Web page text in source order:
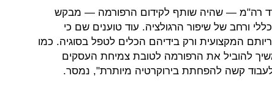
רה"מ — שהיה שותף לקידום הרפורמה — מבקש
ורחב של שיפור הרגולציה. עוד טוענים שם כי
המקצועית ורק בידיהם הכלים לטפל בסוגיה. כמו
להוביל את הרפורמה לטובת צמיחת העסקים
קשה להפחתת בירוקרטיה מיותרת", נמסר.